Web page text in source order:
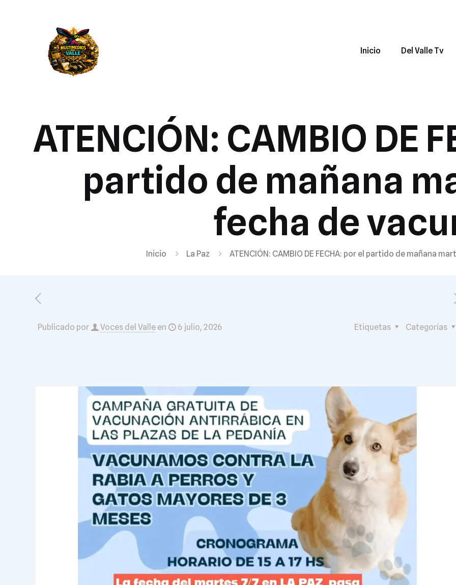
Inicio Del Valle Tv
ATENCIÓN: CAMBIO DE
partido de mañana
fecha de
Inicio La Paz ATENCIÓN: CAMBIO DE FECHA: por el partido de mañana
Publicado por Voces del Valle en 6 julio, 2026 Categorías
Etiquetas